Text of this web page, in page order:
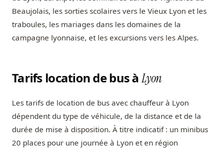
Beaujolais, les sorties scolaires vers le Vieux Lyon et les
traboules, les mariages dans les domaines de la
campagne lyonnaise, et les excursions vers les Alpes.
Tarifs location de bus àLyon
Les tarifs de location de bus avec chauffeur à Lyon
dépendent du type de véhicule, de la distance et de la
durée de mise à disposition. À titre indicatif : un minibus
20 places pour une journée à Lyon et en région